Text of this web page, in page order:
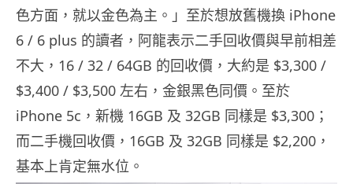
色方面，就以金色為主。」至於想放舊機換 iPhone
6 / 6 plus 的讀者，阿龍表示二手回收價與早前相差
不大，16 / 32 / 64GB 的回收價，大約是 $3,300 /
$3,400 / $3,500 左右，金銀黑色同價。至於
iPhone 5c，新機 16GB 及 32GB 同樣是 $3,300；
而二手機回收價，16GB 及 32GB 同樣是 $2,200，
基本上肯定無水位。